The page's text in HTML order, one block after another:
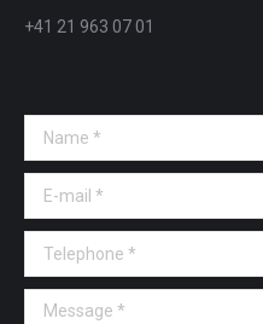
+41 21 963 07 01
Name *
E-mail *
Telephone *
Message *